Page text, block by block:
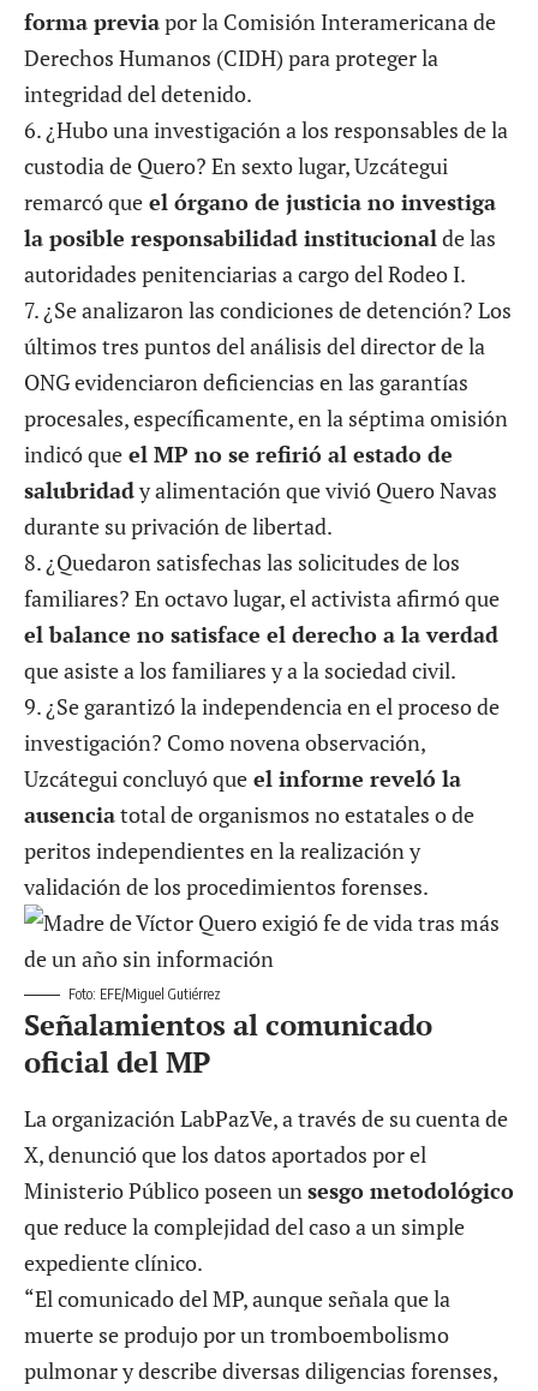
forma previapor la Comisión Interamericana de
Derechos Humanos (CIDH) para proteger la
integridad del detenido.
6. ¿Hubo una investigación a los responsables de la
custodia de Quero? En sexto lugar, Uzcátegui
remarcó que el órgano de justicia no investiga
la posible responsabilidad institucionalde las
autoridades penitenciarias a cargo del Rodeo I.
7. ¿Se analizaron las condiciones de detención? Los
últimos tres puntos del análisis del director de la
ONG evidenciaron deficiencias en las garantías
procesales, específicamente, en la séptima omisión
indicó que el MP no se refirió al estado de
salubridady alimentación que vivió Quero Navas
durante su privación de libertad.
8. ¿Quedaron satisfechas las solicitudes de los
familiares? En octavo lugar, el activista afirmó que
el balance no satisface el derecho a la verdad
que asiste a los familiares y a la sociedad civil.
9. ¿Se garantizó la independencia en el proceso de
investigación? Como novena observación,
Uzcátegui concluyó que el informe reveló la
ausenciatotal de organismos no estatales o de
peritos independientes en la realización y
validación de los procedimientos forenses.
Foto: EFE/Miguel Gutiérrez
Señalamientos al comunicado
oficial del MP
La organización LabPazVe, a través de sucuenta de
X, denunció que los datos aportados por el
Ministerio Público poseen unsesgo metodológico
que reduce la complejidad del caso a un simple
expediente clínico.
“El comunicado del MP, aunque señala que la
muerte se produjo por un tromboembolismo
pulmonar y describe diversas diligencias forenses,